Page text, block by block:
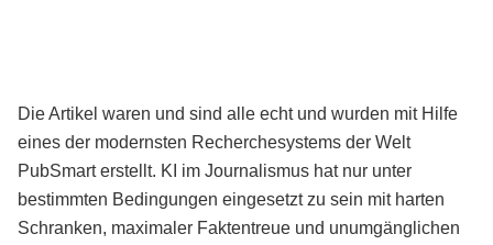
Die Artikel waren und sind alle echt und wurden mit Hilfe
eines der modernsten Recherchesystems der Welt
PubSmart erstellt. KI im Journalismus hat nur unter
bestimmten Bedingungen eingesetzt zu sein mit harten
Schranken, maximaler Faktentreue und unumgänglichen